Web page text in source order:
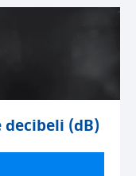
(dB)